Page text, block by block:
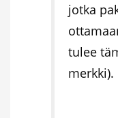
jotka
tulee
merkki).